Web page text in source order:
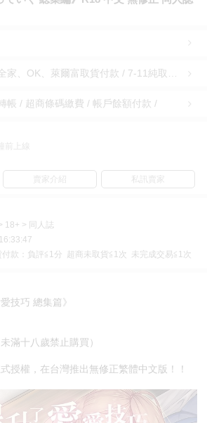
帳 / 超商條碼繳費 / 帳戶餘額付款 /
前上線
賣家介紹 私訊賣家
18+ > 同人誌
付款：負評≦1分 超商未取貨≦1次 未完成交易≦1次
技巧 總集篇》
滿十八歲禁止購買）
授權，在台灣推出無修正繁體中文版！！